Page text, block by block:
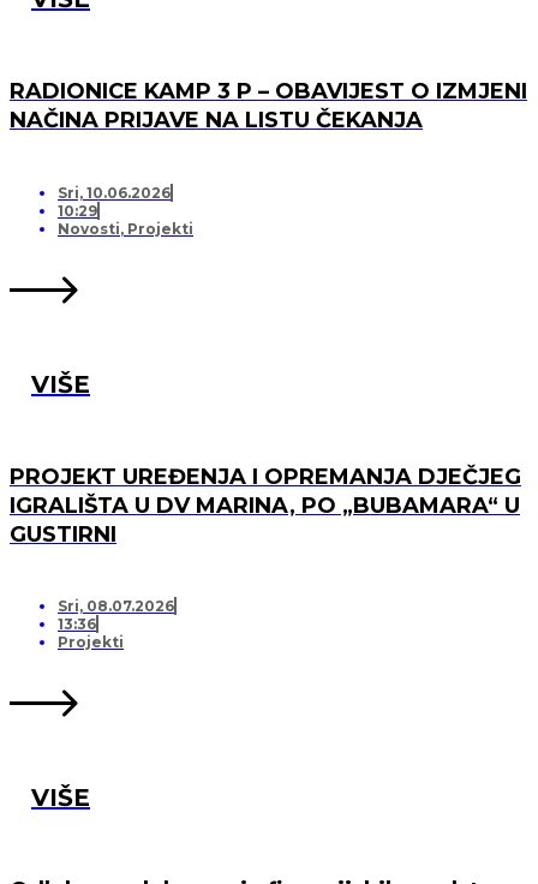
RADIONICE KAMP 3 P – OBAVIJEST O IZMJENI
NAČINA PRIJAVE NA LISTU ČEKANJA
Sri, 10.06.2026
10:29
Novosti, Projekti
VIŠE
PROJEKT UREĐENJA I OPREMANJA DJEČJEG
IGRALIŠTA U DV MARINA, PO „BUBAMARA“ U
GUSTIRNI
Sri, 08.07.2026
13:36
Projekti
VIŠE